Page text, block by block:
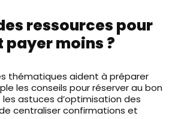
ressources pour
moins ?
thématiques aident à préparer
les conseils pour réserver au bon
les astuces d’optimisation des
centraliser confirmations et